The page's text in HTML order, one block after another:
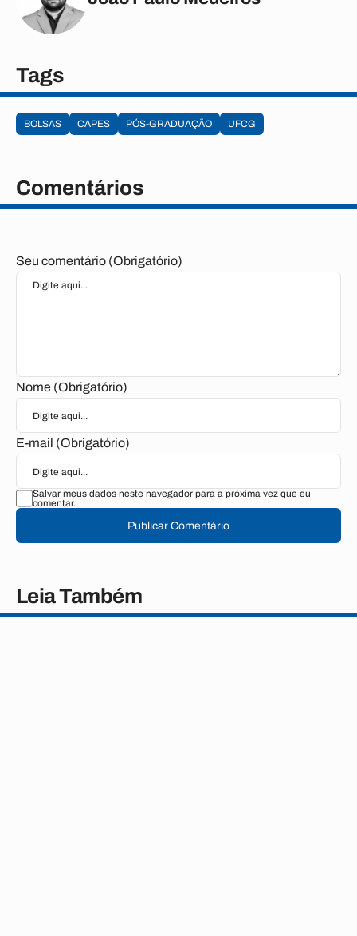
Tags
BOLSAS CAPES PÓS-GRADUAÇÃO UFCG
Comentários
Seu comentário (Obrigatório)
Nome (Obrigatório)
E-mail (Obrigatório)
Salvar meus dados neste navegador para a próxima vez que eu
comentar.
Publicar Comentário
Leia Também